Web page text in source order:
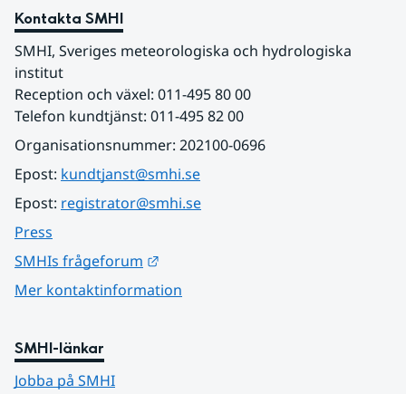
Kontakta SMHI
SMHI, Sveriges meteorologiska och hydrologiska
institut
Reception och växel: 011-495 80 00
Telefon kundtjänst: 011-495 82 00
Organisationsnummer: 202100-0696
Epost: kundtjanst@smhi.se
Epost: registrator@smhi.se
Press
SMHIs frågeforum
Mer kontaktinformation
SMHI-länkar
Jobba på SMHI